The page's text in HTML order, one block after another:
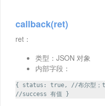
callback(ret)
ret：
类型：JSON 对象
内部字段：
{ status: true, //布尔型
//success 有值 }